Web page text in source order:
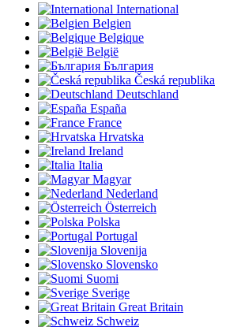
International
Belgien
Belgique
België
България
Česká republika
Deutschland
España
France
Hrvatska
Ireland
Italia
Magyar
Nederland
Österreich
Polska
Portugal
Slovenija
Slovensko
Suomi
Sverige
Great Britain
Schweiz